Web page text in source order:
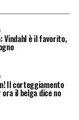
NEWS
restare
Doria.
Vindahl è il favorito,
Il corteggiamento
il belga dice no